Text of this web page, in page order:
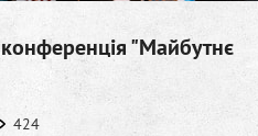
"Майбутнє
424